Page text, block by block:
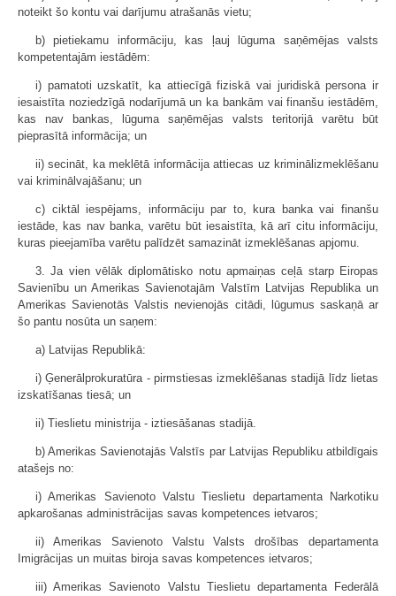
noteikt šo kontu vai darījumu atrašanās vietu;
b) pietiekamu informāciju, kas ļauj lūguma saņēmējas valsts
kompetentajām iestādēm:
i) pamatoti uzskatīt, ka attiecīgā fiziskā vai juridiskā persona ir
iesaistīta noziedzīgā nodarījumā un ka bankām vai finanšu iestādēm,
kas nav bankas, lūguma saņēmējas valsts teritorijā varētu būt
pieprasītā informācija; un
ii) secināt, ka meklētā informācija attiecas uz kriminālizmeklēšanu
vai kriminālvajāšanu; un
c) ciktāl iespējams, informāciju par to, kura banka vai finanšu
iestāde, kas nav banka, varētu būt iesaistīta, kā arī citu informāciju,
kuras pieejamība varētu palīdzēt samazināt izmeklēšanas apjomu.
3. Ja vien vēlāk diplomātisko notu apmaiņas ceļā starp Eiropas
Savienību un Amerikas Savienotajām Valstīm Latvijas Republika un
Amerikas Savienotās Valstis nevienojās citādi, lūgumus saskaņā ar
šo pantu nosūta un saņem:
a) Latvijas Republikā:
i) Ģenerālprokuratūra - pirmstiesas izmeklēšanas stadijā līdz lietas
izskatīšanas tiesā; un
ii) Tieslietu ministrija - iztiesāšanas stadijā.
b) Amerikas Savienotajās Valstīs par Latvijas Republiku atbildīgais
atašejs no:
i) Amerikas Savienoto Valstu Tieslietu departamenta Narkotiku
apkarošanas administrācijas savas kompetences ietvaros;
ii) Amerikas Savienoto Valstu Valsts drošības departamenta
Imigrācijas un muitas biroja savas kompetences ietvaros;
iii) Amerikas Savienoto Valstu Tieslietu departamenta Federālā